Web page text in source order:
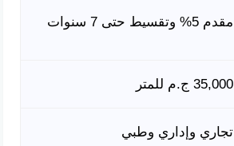
مقدم 5% وتقسيط حتى 7 سنوات
35,000 ج.م للمتر
تجاري وإداري وطبي